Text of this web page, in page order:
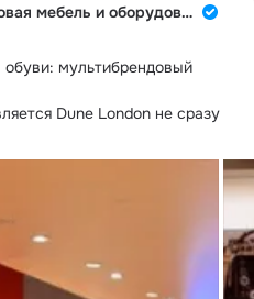
Компания Эприл - торговая мебель и оборудование
мультибрендовый
Dune London не сразу